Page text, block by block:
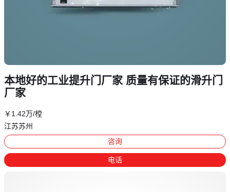
本地好的工业提升门厂家 质量有保证的滑升门
厂家
￥ 1.42万/樘
江苏苏州
咨询
电话